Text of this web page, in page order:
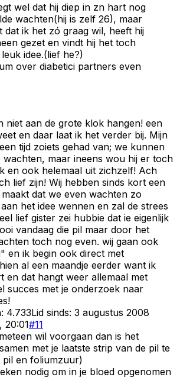
wel dat hij diep in zn hart nog
wachten(hij is zelf 26), maar
dat ik het zó graag wil, heeft hij
gezet en vindt hij het toch
idee.(lief he?)
over diabetici partners even
niet aan de grote klok hangen! een
en daar laat ik het verder bij. Mijn
tijd zoiets gehad van; we kunnen
wachten, maar ineens wou hij er toch
en ook helemaal uit zichzelf! Ach
lief zijn! Wij hebben sinds kort een
dat we even wachten zo
het idee wennen en zal de strees
lief gister zei hubbie dat ie eigenlijk
vandaag die pil maar door het
toch nog even. wij gaan ook
en ik begin ook direct met
al een maandje eerder want ik
en dat hangt weer allemaal met
succes met je onderzoek naar
4.733Lid sinds: 3 augustus 2008
20:01#11
wil voorgaan dan is het
met je laatste strip van de pil te
pil en foliumzuur)
nodig om in je bloed opgenomen